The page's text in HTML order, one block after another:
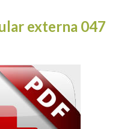
externa 047